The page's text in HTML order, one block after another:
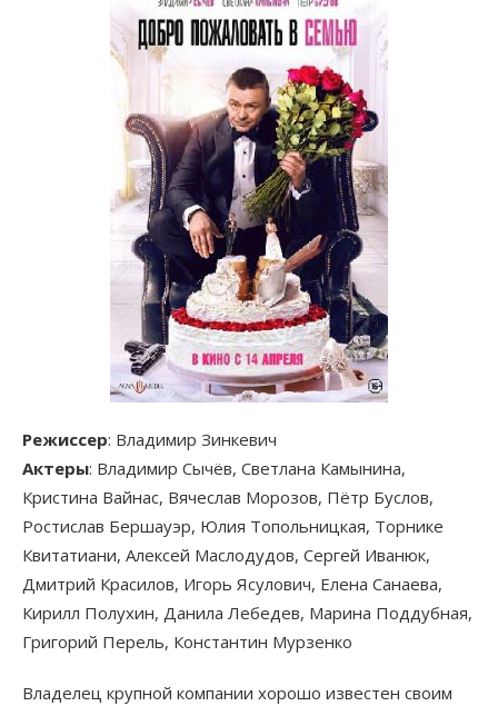
Режиссер: Владимир Зинкевич
Актеры: Владимир Сычёв, Светлана Камынина,
Кристина Вайнас, Вячеслав Морозов, Пётр Буслов,
Ростислав Бершауэр, Юлия Топольницкая, Торнике
Квитатиани, Алексей Маслодудов, Сергей Иванюк,
Дмитрий Красилов, Игорь Ясулович, Елена Санаева,
Кирилл Полухин, Данила Лебедев, Марина Поддубная,
Григорий Перель, Константин Мурзенко
Владелец крупной компании хорошо известен своим